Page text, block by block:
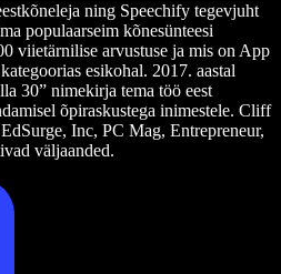
ning Speechify tegevjuht
populaarseim kõnesünteesi
viietärnilise arvustuse ja mis on App
esikohal. 2017. aastal
30” nimekirja tema töö eest
õpiraskustega inimestele. Cliff
Inc, PC Mag, Entrepreneur,
väljaanded.